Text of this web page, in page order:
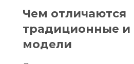
Чем отличаются
традиционные и
модели